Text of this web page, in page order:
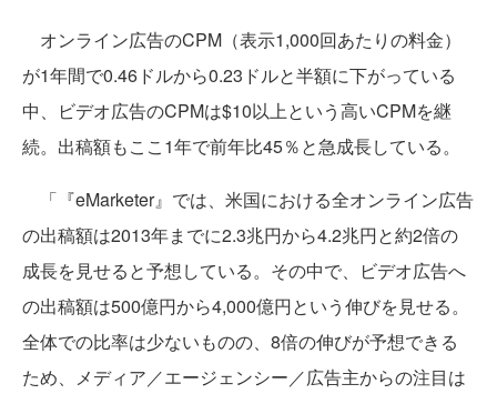
オンライン広告のCPM（表示1,000回あたりの料金）
が1年間で0.46ドルから0.23ドルと半額に下がっている
中、ビデオ広告のCPMは$10以上という高いCPMを継
続。出稿額もここ1年で前年比45％と急成長している。
「『eMarketer』では、米国における全オンライン広告
の出稿額は2013年までに2.3兆円から4.2兆円と約2倍の
成長を見せると予想している。その中で、ビデオ広告へ
の出稿額は500億円から4,000億円という伸びを見せる。
全体での比率は少ないものの、8倍の伸びが予想できる
ため、メディア／エージェンシー／広告主からの注目は